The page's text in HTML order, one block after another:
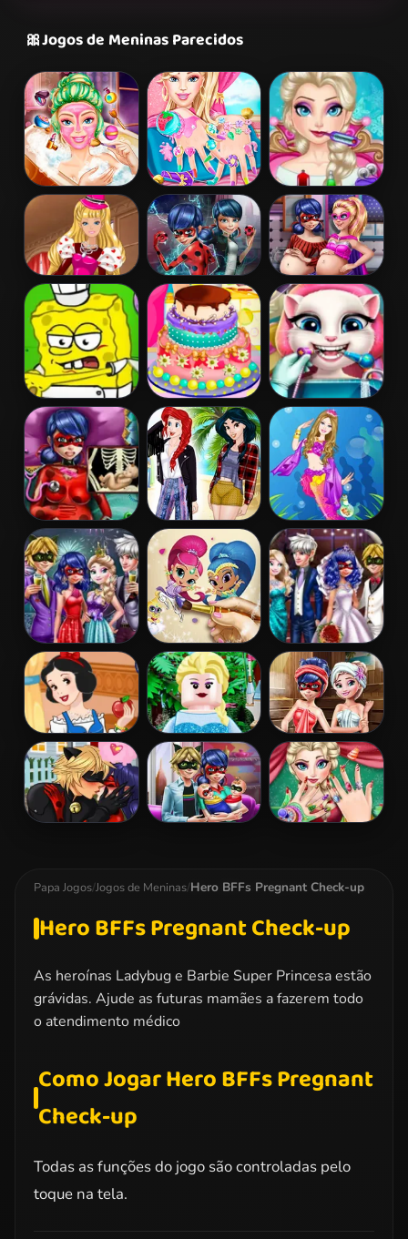
🎀Jogos de Meninas Parecidos
Barbie Beauty
Bath
Barbie Nails
Spa
Elsa Frozen
Brain Surgery
Barbie's
Valentine's
Patchwork
Dress
Ladybug Secret
Mission
Hero Dolls
Pregnant BFFs
Spongebob
Restaurant
Barbies
Birthday Cake
Angela Real
Dentist
Pregnant
Dotted Girl
Emergency
Princess
Coachella Style
Dress 1
Barbie
Mermaid
Princess
Couples New
Year Party
Shimmer and
Shine Coloring
Book
Ladybug
Wedding Royal
Guests
Snow White
Patchwork
Dress
Lego Princesses Ladybug Sauna
Realife
Papa Jogos/Jogos de Meninas/Hero BFFs Pregnant Check-up
Hero BFFs Pregnant Check-up
As heroínas Ladybug e Barbie Super Princesa estão
grávidas. Ajude as futuras mamães a fazerem todo
o atendimento médico
Como Jogar Hero BFFs Pregnant
Check-up
Todas as funções do jogo são controladas pelo
toque na tela.